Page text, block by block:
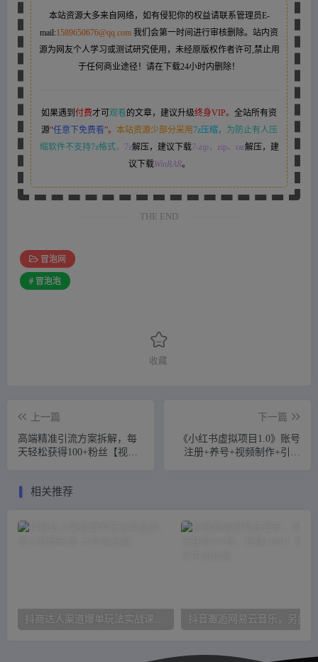
本站资源大多来自网络，如有侵犯你的权益请联系管理员E-
mail:1589650676@qq.com 我们会第一时间进行审核删除。站内资
源为网友个人学习或测试研究使用，未经原版权作者许可,禁止用
于任何商业途径！请在下载24小时内删除！
如果遇到 付费才可 观看 的文章，建议升级终身VIP。 全站所有资
源“任意下免费看”。 本站资源少部分采用7z压缩，
为防止有人压
缩软件不支持7z格式，7z解压，建议下载7-zip，zip、rar解压，建
议下载WinRAR。
THE END
冒泡网
# 冒泡泡
收藏
上一篇
高端精准引流方案拆解，每
天轻松获得100+粉丝【视频
下一篇
《小红书虚拟项目1.0》账号
注册+养号+视频制作+引流
相关推荐